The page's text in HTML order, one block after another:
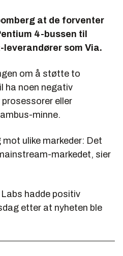
at de forventer
4-bussen til
som Via.
om å støtte to
ha noen negativ
eller
minne.
ulike markeder: Det
markedet, sier
hadde positiv
etter at nyheten ble